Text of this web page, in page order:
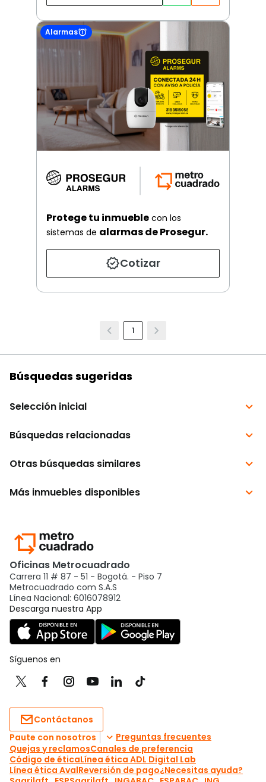
Alarmas
Protege tu inmueble con los
sistemas de alarmas de Prosegur.
Cotizar
1